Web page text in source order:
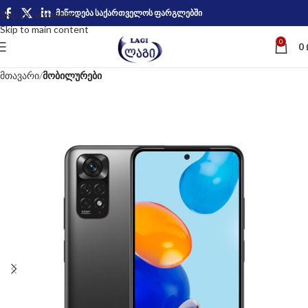
Skip to navigation
Skip to main content
მიწოდება საქართველოს ფარგლებში
0 0
მთავარი მობილურები